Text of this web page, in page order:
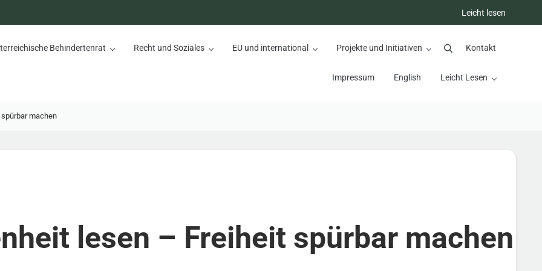
Leicht lesen
Behindertenrat Recht und Soziales EU und international Projekte und Initiativen SuchenKontakt
Impressum English Leicht Lesen
machen
lesen – Freiheit spürbar machen